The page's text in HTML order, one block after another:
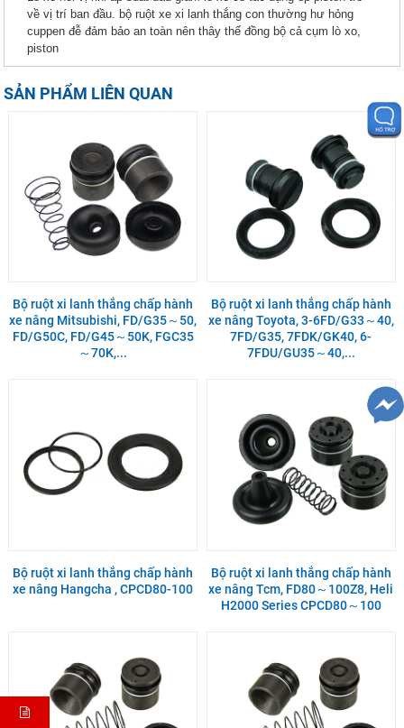
về vị trí ban đầu. bộ ruột xe xi lanh thắng con thường hư hỏng
cuppen đễ đảm bảo an toàn nên thây thế đồng bộ cả cụm lò xo,
piston
SẢN PHẨM LIÊN QUAN
Bộ ruột xi lanh thắng chấp hành
xe nâng Mitsubishi, FD/G35～50,
FD/G50C, FD/G45～50K, FGC35
～70K,...
Bộ ruột xi lanh thắng chấp hành
xe nâng Toyota, 3-6FD/G33～40,
7FD/G35, 7FDK/GK40, 6-
7FDU/GU35～40,...
Bộ ruột xi lanh thắng chấp hành
xe nâng Hangcha , CPCD80-100
Bộ ruột xi lanh thắng chấp hành
xe nâng Tcm, FD80～100Z8, Heli
H2000 Series CPCD80～100